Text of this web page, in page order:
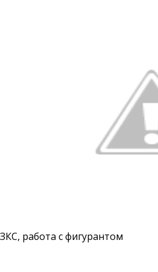
ЗКС, работа с фигурантом